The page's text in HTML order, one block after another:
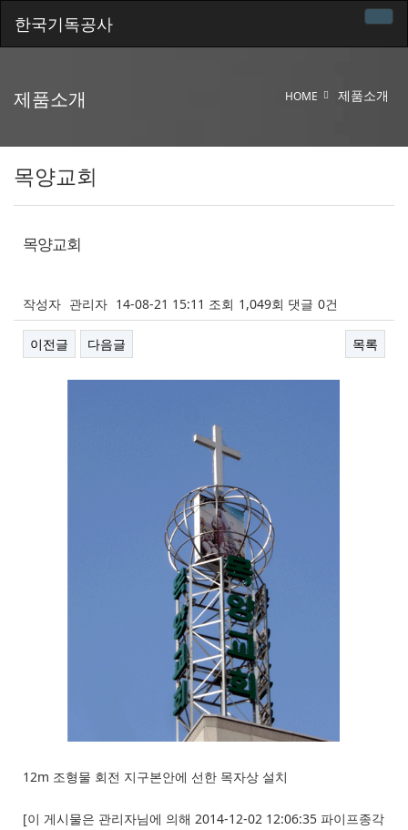
한국기독공사
제품소개 HOME 제품소개
목양교회
목양교회
작성자 관리자 14-08-21 15:11 조회 1,049회 댓글 0건
이전글 다음글 목록
12m 조형물 회전 지구본안에 선한 목자상 설치
[이 게시물은 관리자님에 의해 2014-12-02 12:06:35 파이프종각